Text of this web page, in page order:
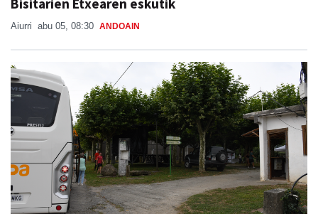
Bisitarien Etxearen eskutik
Aiurri abu 05, 08:30 ANDOAIN